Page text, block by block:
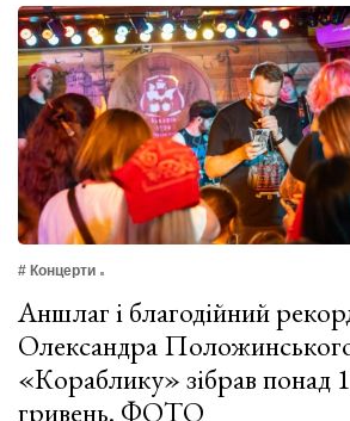
# Концерти
Аншлаг і благодійний
Олександра
«Кораблику» зібрав понад
гривень. ФОТО